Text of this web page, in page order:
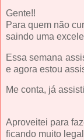
Gente!!
Para quem não
saindo uma
Essa semana
e agora estou
Me conta, já
Aproveitei para
ficando muito